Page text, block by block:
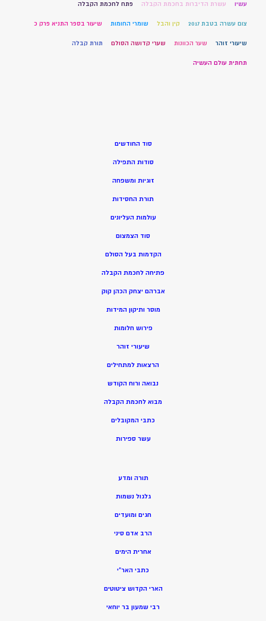
עשיו עשרת הדיברות בחכמת הקבלה פתח לחכמת הקבלה
צום עשרה בטבת 2017 קין והבל שומרי החומות שיעור בספר התניא פרק כ
שיעורי זוהר שער הכוונות שערי קדושה הסולם תורת קבלה
תחתית עולם העשיה
סוד החודשים
סודות התפילה
זוגיות ומשפחה
תורת החסידות
עולמות העליונים
סוד הצמצום
הקדמות בעל הסולם
פתיחה לחכמת הקבלה
אברהם יצחק הכהן קוק
מוסר ותיקון המידות
פירוש חלומות
שיעורי זוהר
הרצאות למתחילים
נבואה ורוח הקודש
מבוא לחכמת הקבלה
כתבי המקובלים
עשר ספירות
תורה ומדע
גלגול נשמות
חגים ומועדים
הרב אדם סיני
אחרית הימים
כתבי האר”י
הארי הקדוש ציטוטים
רבי שמעון בר יוחאי